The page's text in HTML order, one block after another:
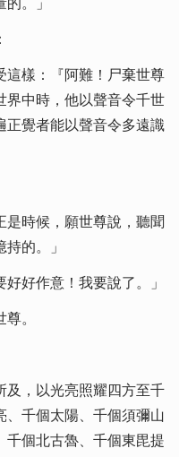
這樣：『阿難！尸棄世尊
界中時，他以聲音令千世
正覺者能以聲音令多遠識
是時候，願世尊說，聽聞
的。」
好作意！我要說了。」
。
及，以光亮照耀四方至千
千個太陽、千個須彌山
個北古魯、千個東毘提